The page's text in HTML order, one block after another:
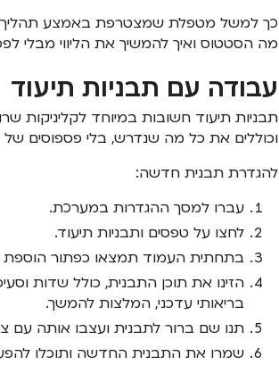
כך למשל מטפלת שמצטרפת באמצע תהליך
מה הסטטוס ואיך להמשיך את הליווי
עבודה עם תבניות תיעוד
תבניות תיעוד חשובות במיוחד לקליניקות
וכוללים את כל מה שנדרש, בלי פספוסים של
להגדרת תבנית חדשה:
עברו למסך ההגדרות במערכת.
לחצו על טפסים ותבניות תיעוד.
בתחתית העמוד תמצאו כפתור הוספת
הזינו את תוכן התבנית, כולל שדות
בריאותי עדכני, המלצות להמשך.
תנו שם ברור לתבנית ועצבו אותה עם
שמרו את התבנית החדשה ותוכלו